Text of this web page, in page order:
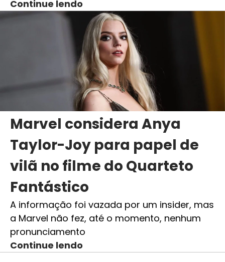
Continue lendo
Marvel considera Anya
Taylor-Joy para papel de
vilã no filme do Quarteto
Fantástico
A informação foi vazada por um insider, mas
a Marvel não fez, até o momento, nenhum
pronunciamento
Continue lendo